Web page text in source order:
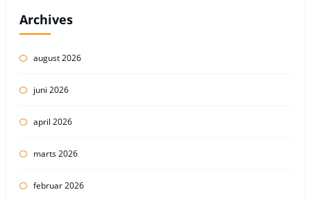
Archives
august 2026
juni 2026
april 2026
marts 2026
februar 2026